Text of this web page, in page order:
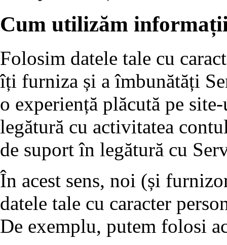
Cum utilizăm
Folosim datele tale cu
îți furniza și a îmbunătăți
o experiență plăcută pe
legătură cu activitatea
de suport în legătură cu
În acest sens, noi (și
datele tale cu caracter
De exemplu, putem folosi